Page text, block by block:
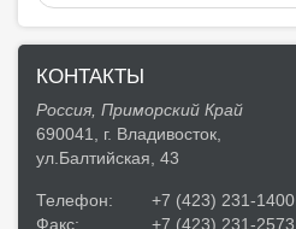
КОНТАКТЫ
Россия, Приморский Край
690041, г. Владивосток,
ул.Балтийская, 43
Телефон:
+7 (423) 231-1400
Факс:
+7 (423) 231-2573